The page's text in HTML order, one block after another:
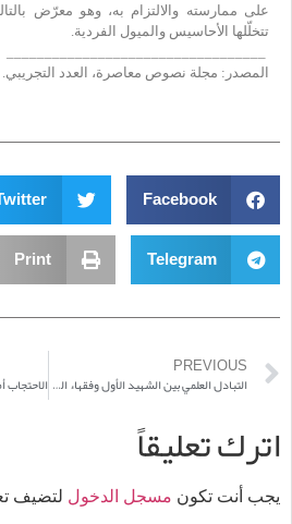
على ممارسته والالتزام به، وهو معرّض
تتخلّلها الأحاسيس والميول الفردية.
المصدر: مجلة نصوص معاصرة، العدد التجريبي.
Facebook
Telegram
Print
PREVIOUS
التبادل العلمي بين الشهيد الأول وفقهاء السنّة فــي تـــدوين القواعــــد الفقهيـــة
اترك تعليقاً
يجب أنت تكون مسجل الدخول لتضيف